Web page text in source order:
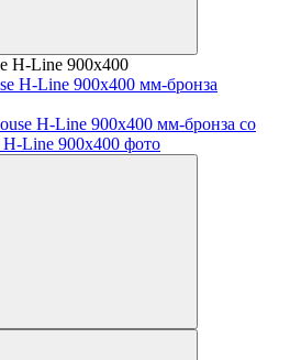
H-Line 900x400
H-Line 900x400 мм-бронза